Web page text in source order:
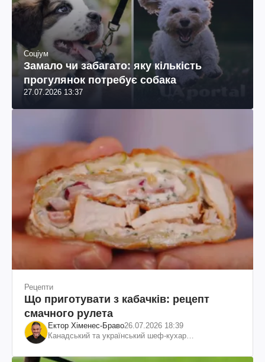
Соціум
Замало чи забагато: яку кількість
прогулянок потребує собака
27.07.2026 13:37
Рецепти
Що приготувати з кабачків: рецепт
смачного рулета
Ектор Хіменес-Браво26.07.2026 18:39
Канадський та український шеф-кухар